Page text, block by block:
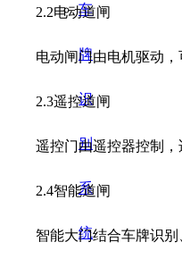
车
牌
识
别
系
统
2.2电动道闸
电动闸门由电机驱动，
2.3遥控道闸
遥控门由遥控器控制，适
2.4智能道闸
智能大门结合车牌识别、